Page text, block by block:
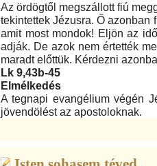
Az ördögtől megszállott fiú
tekintettek Jézusra. Ő azonban
amit most mondok! Eljön az
adják. De azok nem értették
maradt előttük. Kérdezni
Lk 9,43b-45
Elmélkedés
A tegnapi evangélium végén
jövendölést az apostoloknak.